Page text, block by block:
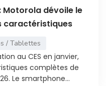
Motorola dévoile le
caractéristiques
/ Tablettes
au CES en janvier,
complètes de
Le smartphone...